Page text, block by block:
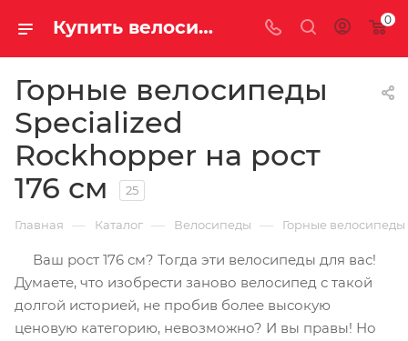
Купить велосипед Specialized Rockhopper для роста 176 см у официального дилера 0
Горные велосипеды
Specialized
Rockhopper на рост
176 см
25
Главная — Каталог — Велосипеды — Горные велосипеды
Ваш рост 176 см? Тогда эти велосипеды для вас!
Думаете, что изобрести заново велосипед с такой
долгой историей, не пробив более высокую
ценовую категорию, невозможно? И вы правы! Но